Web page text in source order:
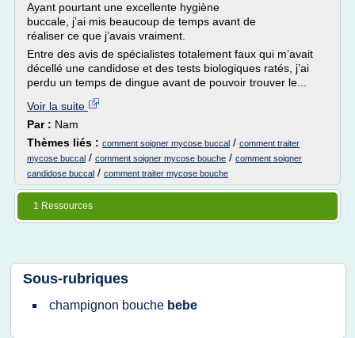
Ayant pourtant une excellente hygiène
buccale, j’ai mis beaucoup de temps avant de
réaliser ce que j’avais vraiment.
Entre des avis de spécialistes totalement faux qui m’avait
décellé une candidose et des tests biologiques ratés, j’ai
perdu un temps de dingue avant de pouvoir trouver le...
Voir la suite
Par : Nam
Thèmes liés : comment soigner mycose buccal / comment traiter
mycose buccal / comment soigner mycose bouche / comment soigner
candidose buccal / comment traiter mycose bouche
1 Ressources
Sous-rubriques
champignon bouche bebe